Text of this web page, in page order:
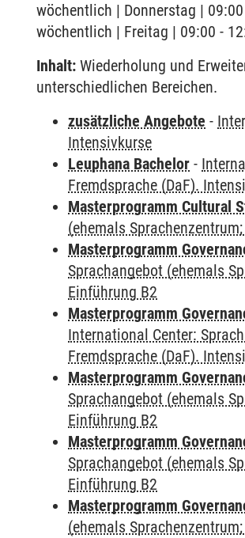
wöchentlich | Donnerstag |
wöchentlich | Freitag | 09:00 -
Inhalt: Wiederholung und
unterschiedlichen Bereichen.
zusätzliche Angebote -
Intensivkurse
Leuphana Bachelor -
Fremdsprache (DaF).
Masterprogramm Cultural
(ehemals
Masterprogramm
Sprachangebot (ehemals
Einführung B2
Masterprogramm
International Center:
Fremdsprache (DaF).
Masterprogramm
Sprachangebot (ehemals
Einführung B2
Masterprogramm
Sprachangebot (ehemals
Einführung B2
Masterprogramm
(ehemals